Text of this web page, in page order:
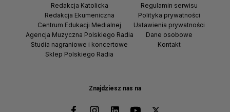
Znajdziesz nas na
Redakcja Katolicka
Redakcja Ekumeniczna
Centrum Edukacji Medialnej
Agencja Muzyczna Polskiego Radia
Studia nagraniowe i koncertowe
Sklep Polskiego Radia
Regulamin serwisu
Polityka prywatności
Ustawienia prywatności
Dane osobowe
Kontakt